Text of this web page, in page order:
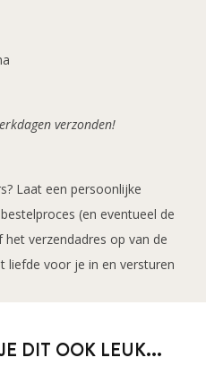
verzonden!
Laat een persoonlijke
(en eventueel de
verzendadres op van de
liefde voor je in en versturen
DIT OOK LEUK...